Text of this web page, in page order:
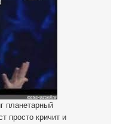
планетарный
просто кричит и